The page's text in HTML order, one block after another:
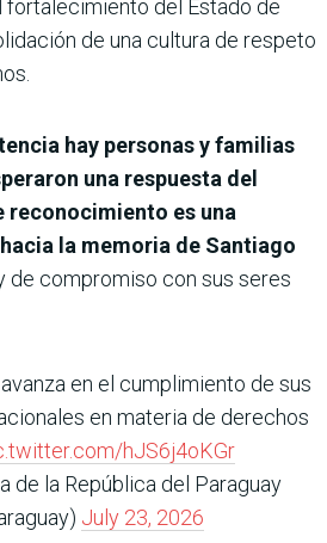
fortalecimiento del Estado de
de una cultura de respeto
hay personas y familias
una respuesta del
reconocimiento es una
la memoria de Santiago
de compromiso con sus seres
en el cumplimiento de sus
en materia de derechos
hJS6j4oKGr
de la República del Paraguay
July 23, 2026